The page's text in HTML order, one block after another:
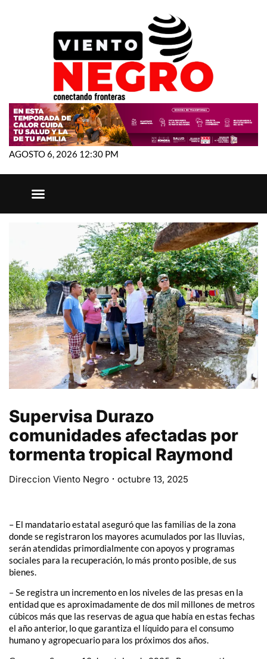
AGOSTO 6, 2026 12:30 PM
Supervisa Durazo
comunidades afectadas por
tormenta tropical Raymond
Direccion Viento Negro octubre 13, 2025
– El mandatario estatal aseguró que las familias de la zona
donde se registraron los mayores acumulados por las lluvias,
serán atendidas primordialmente con apoyos y programas
sociales para la recuperación, lo más pronto posible, de sus
bienes.
– Se registra un incremento en los niveles de las presas en la
entidad que es aproximadamente de dos mil millones de metros
cúbicos más que las reservas de agua que había en estas fechas
el año anterior, lo que garantiza el líquido para el consumo
humano y agropecuario para los próximos dos años.